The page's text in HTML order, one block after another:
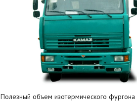
Полезный объем изотермического